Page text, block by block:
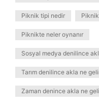
Piknik tipi nedir
Piknikte neler oynanır
Sosyal medya denilince
Tarım denilince akla ne
Zaman denince akla ne